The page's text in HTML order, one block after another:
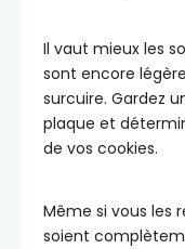
Il vaut mieux les
sont encore
surcuire. Gardez
plaque et
de vos cookies.
Même si vous les
soient